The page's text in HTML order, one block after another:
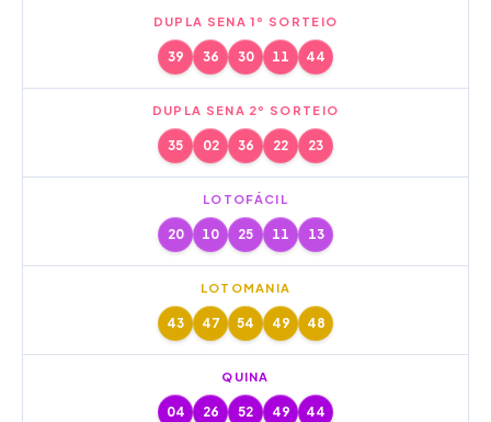
DUPLA SENA 1º SORTEIO
39 36 30 11 44
DUPLA SENA 2º SORTEIO
35 02 36 22 23
LOTOFÁCIL
20 10 25 11 13
LOTOMANIA
43 47 54 49 48
QUINA
04 26 52 49 44